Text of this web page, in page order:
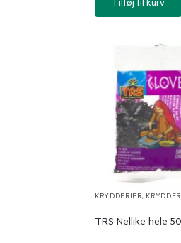
Tilføj til kurv
KRYDDERIER,
TRS Nellike hele